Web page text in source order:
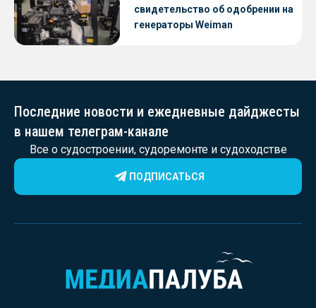
свидетельство об одобрении на
генераторы Weiman
Последние новости и ежедневные дайджесты
в нашем телеграм-канале
Все о судостроении, судоремонте и судоходстве
ПОДПИСАТЬСЯ